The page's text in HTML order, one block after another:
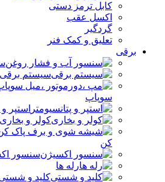
کابل ترمز دستی
اکسل عقب
گردگیر
تعلیق و کمک فنر
برقی
سیستم برقی
سوپاپ
استپر و
کولر و بخاری
کن
سنسور
رله ها
کلید و